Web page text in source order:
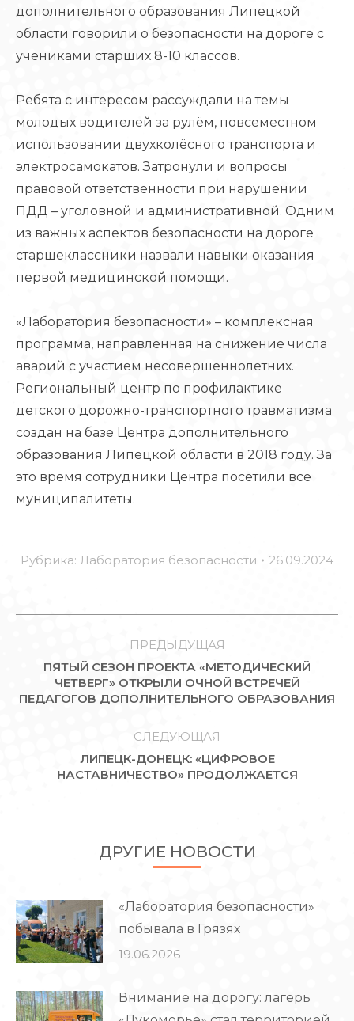
дополнительного образования Липецкой
области говорили о безопасности на дороге с
учениками старших 8-10 классов.
Ребята с интересом рассуждали на темы
молодых водителей за рулём, повсеместном
использовании двухколёсного транспорта и
электросамокатов. Затронули и вопросы
правовой ответственности при нарушении
ПДД – уголовной и административной. Одним
из важных аспектов безопасности на дороге
старшеклассники назвали навыки оказания
первой медицинской помощи.
«Лаборатория безопасности» – комплексная
программа, направленная на снижение числа
аварий с участием несовершеннолетних.
Региональный центр по профилактике
детского дорожно-транспортного травматизма
создан на базе Центра дополнительного
образования Липецкой области в 2018 году. За
это время сотрудники Центра посетили все
муниципалитеты.
Рубрика: Лаборатория безопасности 26.09.2024
ЗАПИСЯМ
ПРЕДЫДУЩАЯ
Предыдущая
запись:
ПЯТЫЙ СЕЗОН ПРОЕКТА «МЕТОДИЧЕСКИЙ
ЧЕТВЕРГ» ОТКРЫЛИ ОЧНОЙ ВСТРЕЧЕЙ
ПЕДАГОГОВ ДОПОЛНИТЕЛЬНОГО ОБРАЗОВАНИЯ
СЛЕДУЮЩАЯ
Следующая
ЛИПЕЦК-ДОНЕЦК: «ЦИФРОВОЕ
НАСТАВНИЧЕСТВО» ПРОДОЛЖАЕТСЯ
ДРУГИЕ НОВОСТИ
«Лаборатория безопасности»
побывала в Грязях
19.06.2026
Внимание на дорогу: лагерь